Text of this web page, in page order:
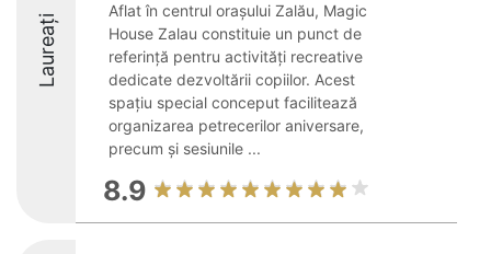
Laureați
Aflat în centrul orașului Zalău, Magic
House Zalau constituie un punct de
referință pentru activități recreative
dedicate dezvoltării copiilor. Acest
spațiu special conceput facilitează
organizarea petrecerilor aniversare,
precum și sesiunile ...
8.9